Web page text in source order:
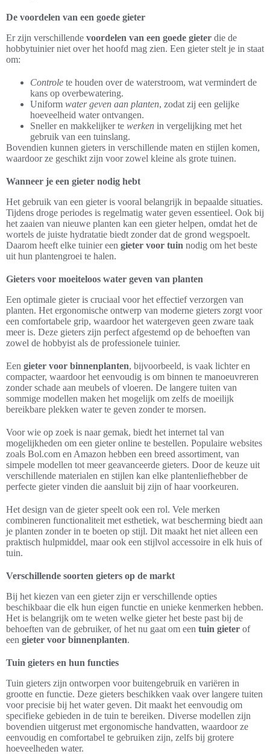
De voordelen van een goede gieter
Er zijn verschillende voordelen van een goede gieter die de
hobbytuinier niet over het hoofd mag zien. Een gieter stelt je in staat
om:
Controle te houden over de waterstroom, wat vermindert de
kans op overbewatering.
Uniform water geven aan planten, zodat zij een gelijke
hoeveelheid water ontvangen.
Sneller en makkelijker te werken in vergelijking met het
gebruik van een tuinslang.
Bovendien kunnen gieters in verschillende maten en stijlen komen,
waardoor ze geschikt zijn voor zowel kleine als grote tuinen.
Wanneer je een gieter nodig hebt
Het gebruik van een gieter is vooral belangrijk in bepaalde situaties.
Tijdens droge periodes is regelmatig water geven essentieel. Ook bij
het zaaien van nieuwe planten kan een gieter helpen, omdat het de
wortels de juiste hydratatie biedt zonder dat de grond wegspoelt.
Daarom heeft elke tuinier een gieter voor tuin nodig om het beste
uit hun plantengroei te halen.
Gieters voor moeiteloos water geven van planten
Een optimale gieter is cruciaal voor het effectief verzorgen van
planten. Het ergonomische ontwerp van moderne gieters zorgt voor
een comfortabele grip, waardoor het watergeven geen zware taak
meer is. Deze gieters zijn perfect afgestemd op de behoeften van
zowel de hobbyist als de professionele tuinier.
Een gieter voor binnenplanten, bijvoorbeeld, is vaak lichter en
compacter, waardoor het eenvoudig is om binnen te manoeuvreren
zonder schade aan meubels of vloeren. De langere tuiten van
sommige modellen maken het mogelijk om zelfs de moeilijk
bereikbare plekken water te geven zonder te morsen.
Voor wie op zoek is naar gemak, biedt het internet tal van
mogelijkheden om een gieter online te bestellen. Populaire websites
zoals Bol.com en Amazon hebben een breed assortiment, van
simpele modellen tot meer geavanceerde gieters. Door de keuze uit
verschillende materialen en stijlen kan elke plantenliefhebber de
perfecte gieter vinden die aansluit bij zijn of haar voorkeuren.
Het design van de gieter speelt ook een rol. Vele merken
combineren functionaliteit met esthetiek, wat bescherming biedt aan
je planten zonder in te boeten op stijl. Dit maakt het niet alleen een
praktisch hulpmiddel, maar ook een stijlvol accessoire in elk huis of
tuin.
Verschillende soorten gieters op de markt
Bij het kiezen van een gieter zijn er verschillende opties
beschikbaar die elk hun eigen functie en unieke kenmerken hebben.
Het is belangrijk om te weten welke gieter het beste past bij de
behoeften van de gebruiker, of het nu gaat om een tuin gieter of
een gieter voor binnenplanten.
Tuin gieters en hun functies
Tuin gieters zijn ontworpen voor buitengebruik en variëren in
grootte en functie. Deze gieters beschikken vaak over langere tuiten
voor precisie bij het water geven. Dit maakt het eenvoudig om
specifieke gebieden in de tuin te bereiken. Diverse modellen zijn
bovendien uitgerust met ergonomische handvatten, waardoor ze
eenvoudig en comfortabel te gebruiken zijn, zelfs bij grotere
hoeveelheden water.